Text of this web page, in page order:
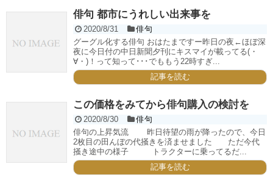
俳句 都市にうれしい出来事を
2020/8/31
俳句
グーグル化する俳句 おはたまですー昨日の夜←ほぼ深
夜に今日付の中日新聞夕刊にキスマイが載ってる(・
∀・)！って知って･･･でももう22時すぎ...
記事を読む
この価格をみてから俳句購入の検討を
2020/8/30
俳句
俳句の上昇気流 昨日待望の雨が降ったので、今日
2枚目の田んぼの代掻きを済ませました ただ今代
掻き途中の様子 トラクターに乗ってるだ...
記事を読む